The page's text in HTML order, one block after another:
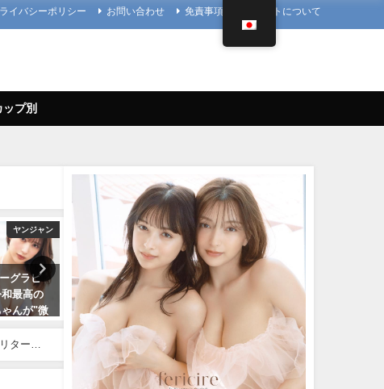
イバシーポリシー お問い合わせ 免責事項 当サイトについて
ップ別
ヤンジャン
グラビ
最高の
ゃんが"微
女神の微
ドな水
密着！
4K UPSCALING CLUB
今田美桜【4K】（2022年09月14
日） | 4K UPSCALING CLUBさ
んより
09/14/2022
久松郁実 いくみんのスポコ
LOVE SPORTS！” （2018
月14日） | アイドルニッポ
YouTubeチャンネルさんよ
07/14/2024
ターン
2026) |